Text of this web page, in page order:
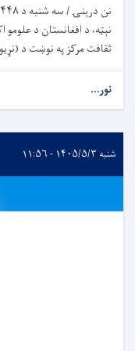
نېټه، د افغانستان د
ثقافت مرکز په نوښت د
نور...
شنبه ۱۴۰۵/۵/۳ - ۱۱:۵۶